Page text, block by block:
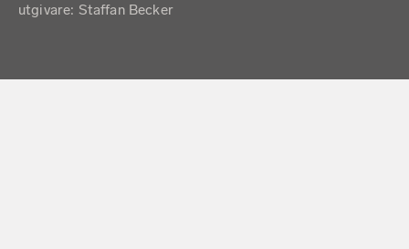
utgivare: Staffan Becker